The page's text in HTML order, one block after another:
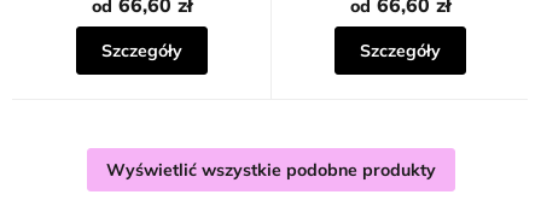
5
gwiazdek.
od
Szczegóły
od
Szczegóły
Wyświetlić wszystkie podobne produkty